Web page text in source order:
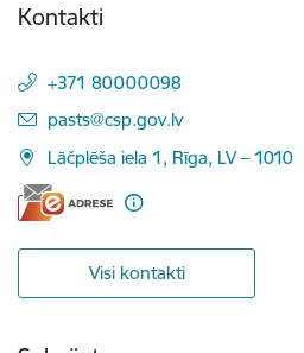
Kontakti
+371 80000098
E-pasts:
pasts@csp.gov.lv
Lāčplēša iela 1, Rīga, LV – 1010
Visi kontakti